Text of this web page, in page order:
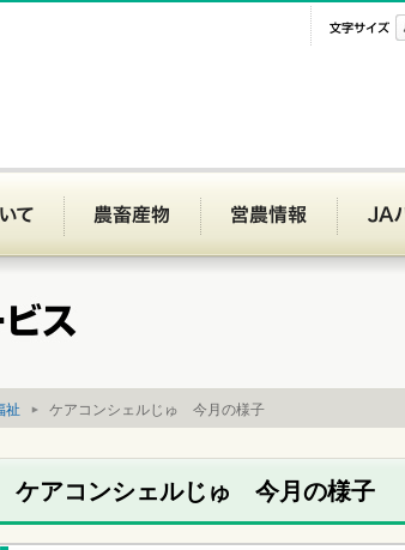
JAいわて平泉について農畜産物 営農情報
祉 ケアコンシェルじゅ 今月の様子
ケアコンシェルじゅ 今月の様子